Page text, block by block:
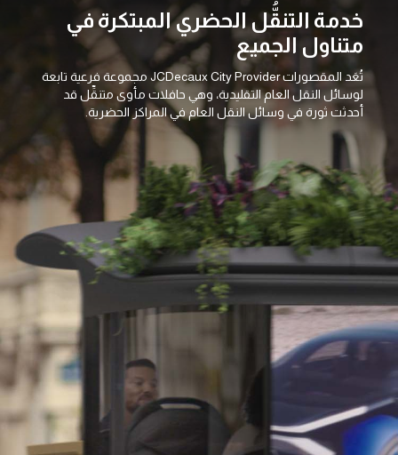
خدمة التنقُّل الحضري المبتكرة في
متناول الجميع
تُعَد المقصورات JCDecaux City Provider مجموعة فرعية تابعة
لوسائل النقل العام التقليدية، وهي حافلات مأوى متنقِّل قد
أحدثت ثورة في وسائل النقل العام في المراكز الحضرية.